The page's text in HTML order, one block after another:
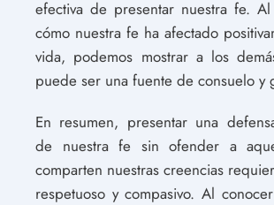
efectiva de presentar nuestra fe.
cómo nuestra fe ha afectado
vida, podemos mostrar a los
puede ser una fuente de consuelo y
En resumen, presentar una
de nuestra fe sin ofender a
comparten nuestras creencias
respetuoso y compasivo. Al